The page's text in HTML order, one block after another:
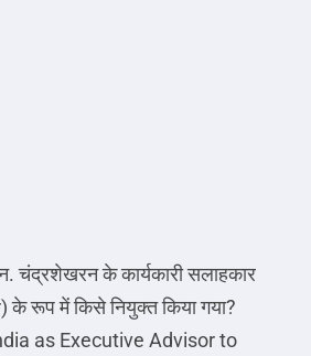
.चंद्रशेखरनकेकार्यकारीसलाहकार
केरूपमेंकिसेनियुक्तकियागया?
as Executive Advisor to